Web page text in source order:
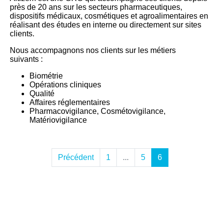
près de 20 ans sur les secteurs pharmaceutiques,
dispositifs médicaux, cosmétiques et agroalimentaires en
réalisant des études en interne ou directement sur sites
clients.
Nous accompagnons nos clients sur les métiers
suivants :
Biométrie
Opérations cliniques
Qualité
Affaires réglementaires
Pharmacovigilance, Cosmétovigilance,
Matériovigilance
Précédent 1 ... 5 6